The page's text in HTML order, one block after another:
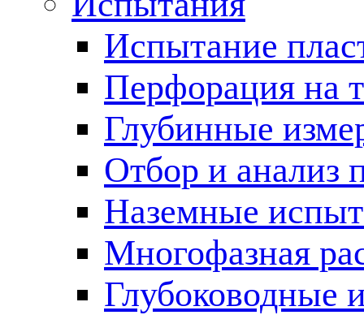
Испытание
Перфорация на
Глубинные
Отбор и анализ
Наземные
Многофазная
Глубоководные